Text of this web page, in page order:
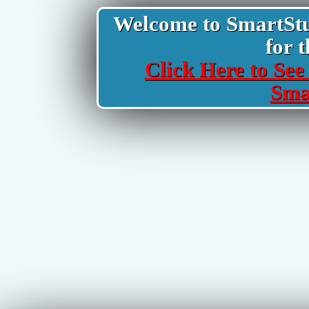
Welcome to
for
Click Here to